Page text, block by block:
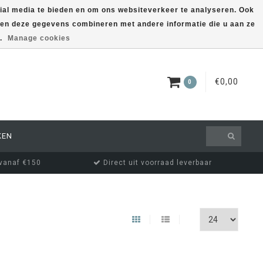
0 €0,00
€150 Direct uit voorraad leverbaar
media te bieden en om ons websiteverkeer te analyseren. Ook
deze gegevens combineren met andere informatie die u aan ze
Manage cookies